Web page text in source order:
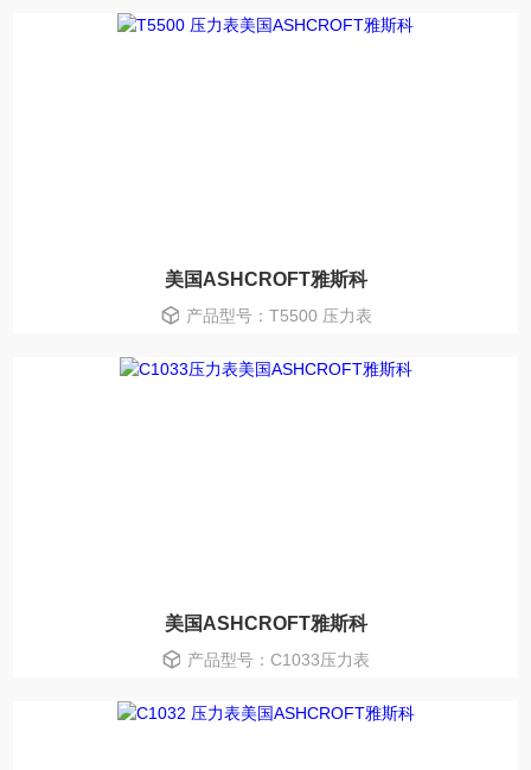
美国ASHCROFT雅斯科
产品型号：T5500 压力表
美国ASHCROFT雅斯科
产品型号：C1033压力表